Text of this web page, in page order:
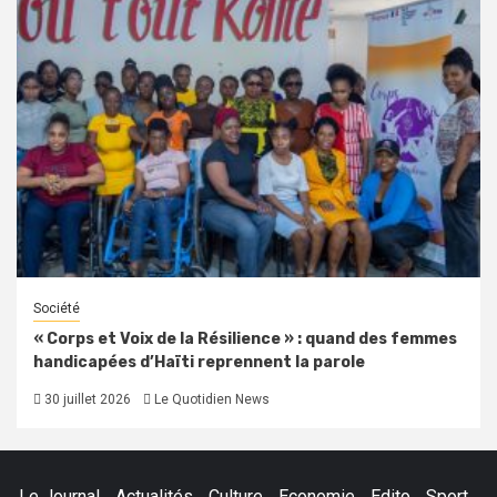
Société
« Corps et Voix de la Résilience » : quand des femmes
handicapées d’Haïti reprennent la parole
30 juillet 2026 Le Quotidien News